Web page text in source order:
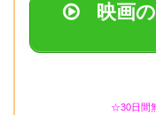
映画
☆30日間